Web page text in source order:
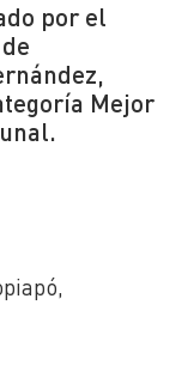
por el
Mejor